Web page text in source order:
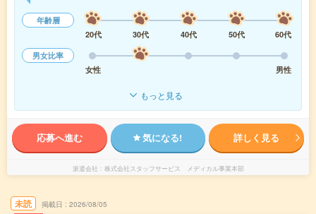
年齢層
20代
30代 40代 50代
60代
男女比率
女性
男性
もっと見る
応募へ進む 気になる! 詳しく見る
派遣会社 株式会社スタッフサービス メディカル事業本部
未読 掲載日 2026/08/05